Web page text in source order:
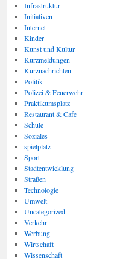
Infrastruktur
Initiativen
Internet
Kinder
Kunst und Kultur
Kurzmeldungen
Kurznachrichten
Politik
Polizei & Feuerwehr
Praktikumsplatz
Restaurant & Cafe
Schule
Soziales
spielplatz
Sport
Stadtentwicklung
Straßen
Technologie
Umwelt
Uncategorized
Verkehr
Werbung
Wirtschaft
Wissenschaft